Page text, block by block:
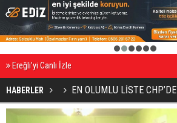
2 3 4 5 6
Ereğli’yi Canlı İzle
HABERLER EN OLUMLU LİSTE CHP’DE